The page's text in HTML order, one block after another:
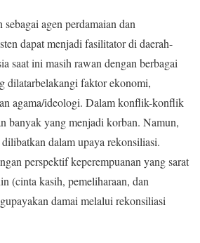
agen perdamaian dan
dapat menjadi fasilitator di daerah-
saat ini masih rawan dengan berbagai
dilatarbelakangi faktor ekonomi,
agama/ideologi. Dalam konflik-konflik
banyak yang menjadi korban. Namun,
dalam upaya rekonsiliasi.
perspektif keperempuanan yang sarat
(cinta kasih, pemeliharaan, dan
damai melalui rekonsiliasi